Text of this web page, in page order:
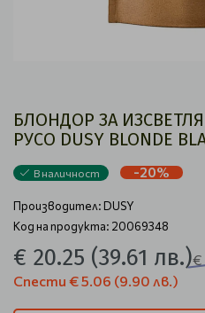
БЛОНДОР ЗА
РУСО DUSY BLONDE
В наличност -20%
Производител:DUSY
Код на продукта: 20069348
€ 20.25 (39.61 лв.)€
Спести € 5.06 (9.90 лв.)